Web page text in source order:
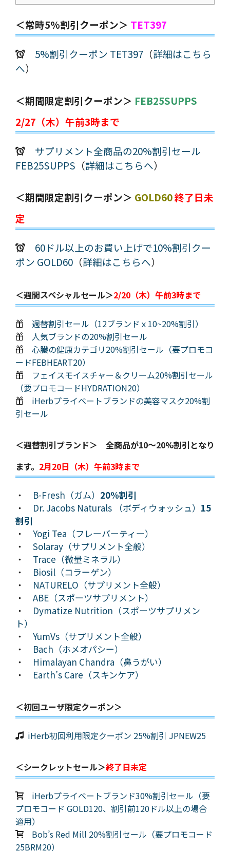
＜常時5%割引クーポン＞ TET397
5%割引クーポン TET397 （詳細はこちら
へ）
＜期間限定割引クーポン＞ FEB25SUPPS
2/27（木）午前3時まで
サプリメント全商品の20%割引セール
FEB25SUPPS （詳細はこちらへ）
＜期間限定割引クーポン＞ GOLD60終了日未
定
60ドル以上のお買い上げで10%割引クー
ポン GOLD60 （詳細はこちらへ）
＜週間スペシャルセール＞2/20（木）午前3時まで
週替割引セール（12ブランドｘ10~20%割引）
人気ブランドの20%割引セール
心臓の健康カテゴリ20%割引セール（要プロモコ
ードFEBHEART20）
フェイスモイスチャー＆クリーム20%割引セール
（要プロモコードHYDRATION20）
iHerbプライベートブランドの美容マスク20%割
引セール
＜週替割引ブランド＞ 全商品が10～20%割引となり
ます。 2月20日（木）午前3時まで
・ B-Fresh（ガム） 20%割引
・ Dr. Jacobs Naturals （ボディウォッシュ） 15
割引
・ Yogi Tea（フレーバーティー）
・ Solaray（サプリメント全般）
・ Trace（微量ミネラル）
・ Biosil（コラーゲン）
・ NATURELO（サプリメント全般）
・ ABE（スポーツサプリメント）
・ Dymatize Nutrition（スポーツサプリメン
ト）
・ YumVs（サプリメント全般）
・ Bach（ホメオパシー）
・ Himalayan Chandra（鼻うがい）
・ Earth’s Care（スキンケア）
＜初回ユーザ限定クーポン＞
iHerb初回利用限定クーポン 25%割引 JPNEW25
＜シークレットセール＞終了日未定
iHerbプライベートブランド30%割引セール（要
プロモコード GOLD120、割引前120ドル以上の場合
適用）
Bob’s Red Mill 20%割引セール（要プロモコード
25BRM20）